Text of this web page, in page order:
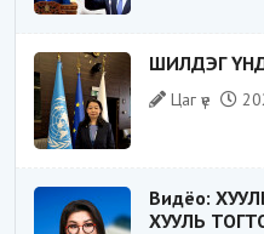
ШИЛДЭГ
Цаг үе
Видёо:
ХУУЛЬ